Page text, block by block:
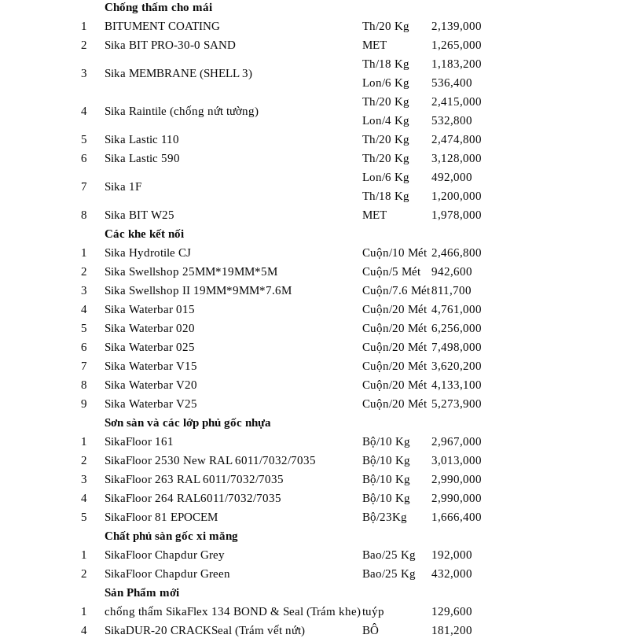
Chống thấm cho mái
1
BITUMENT COATING Th/20 Kg
2,139,000
2
Sika BIT PRO-30-0 SAND MET 1,265,000
3 Sika MEMBRANE (SHELL 3)
Th/18 Kg
1,183,200
Lon/6 Kg
536,400
4 Sika Raintile (chống nứt tường)
Th/20 Kg
2,415,000
Lon/4 Kg
532,800
5
Sika Lastic 110 Th/20 Kg
2,474,800
6
Sika Lastic 590 Th/20 Kg 3,128,000
7 Sika 1F
Lon/6 Kg
492,000
Th/18 Kg
1,200,000
8
Sika BIT W25 MET
1,978,000
Các khe kết nối
1
Sika Hydrotile CJ Cuộn/10 Mét 2,466,800
2
Sika Swellshop 25MM*19MM*5M Cuộn/5 Mét
942,600
3
Sika Swellshop II 19MM*9MM*7.6M Cuộn/7.6 Mét811,700
4
Sika Waterbar 015 Cuộn/20 Mét 4,761,000
5
Sika Waterbar 020 Cuộn/20 Mét 6,256,000
6
Sika Waterbar 025 Cuộn/20 Mét 7,498,000
7
Sika Waterbar V15 Cuộn/20 Mét 3,620,200
8
Sika Waterbar V20 Cuộn/20 Mét 4,133,100
9
Sika Waterbar V25 Cuộn/20 Mét 5,273,900
Sơn sàn và các lớp phủ gốc nhựa
1
SikaFloor 161 Bộ/10 Kg
2,967,000
2
SikaFloor 2530 New RAL 6011/7032/7035 Bộ/10 Kg
3,013,000
3
SikaFloor 263 RAL 6011/7032/7035 Bộ/10 Kg
2,990,000
4
SikaFloor 264 RAL6011/7032/7035 Bộ/10 Kg
2,990,000
5
SikaFloor 81 EPOCEM Bộ/23Kg
1,666,400
Chất phủ sàn gốc xi măng
1
SikaFloor Chapdur Grey Bao/25 Kg
192,000
2
SikaFloor Chapdur Green Bao/25 Kg
432,000
Sản Phẩm mới
1
chống thấm SikaFlex 134 BOND & Seal (Trám khe)tuýp
129,600
4
SikaDUR-20 CRACKSeal (Trám vết nứt) BÔ
181,200